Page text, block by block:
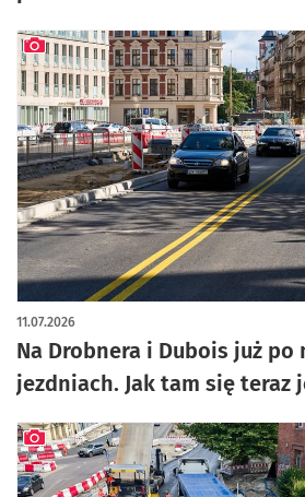
Na Drobnera i Dubois już po
jezdniach. Jak tam się teraz
11.07.2026
artykuł z galerią zdjęć